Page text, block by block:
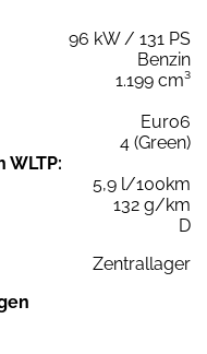
96 kW / 131 PS
Benzin
1.199 cm³
Euro6
4 (Green)
WLTP:
5,9 l/100km
132 g/km
D
Zentrallager